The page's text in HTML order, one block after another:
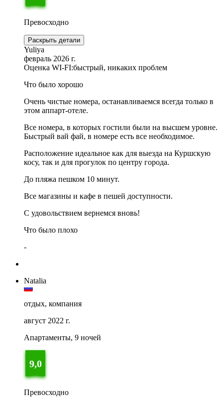
Превосходно
Раскрыть детали
Yuliya
февраль 2026 г.
Оценка WI-FI:быстрый, никаких проблем
Что было хорошо
Очень чистые номера, останавливаемся всегда только в
этом аппарт-отеле.
Все номера, в которых гостили были на высшем уровне.
Быстрый вай фай, в номере есть все необходимое.
Расположение идеальное как для выезда на Куршскую
косу, так и для прогулок по центру города.
До пляжа пешком 10 минут.
Все магазины и кафе в пешей доступности.
С удовольствием вернемся вновь!
Что было плохо
-
Natalia
отдых, компания
август 2022 г.
Апартаменты, 9 ночей
9,0
Превосходно